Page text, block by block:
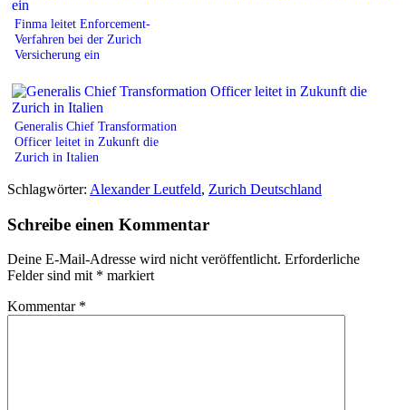
Finma leitet Enforcement-
Verfahren bei der Zurich
Versicherung ein
Generalis Chief Transformation
Officer leitet in Zukunft die
Zurich in Italien
Schlagwörter: Alexander Leutfeld, Zurich Deutschland
Schreibe einen Kommentar
Deine E-Mail-Adresse wird nicht veröffentlicht. Erforderliche
Felder sind mit * markiert
Kommentar *